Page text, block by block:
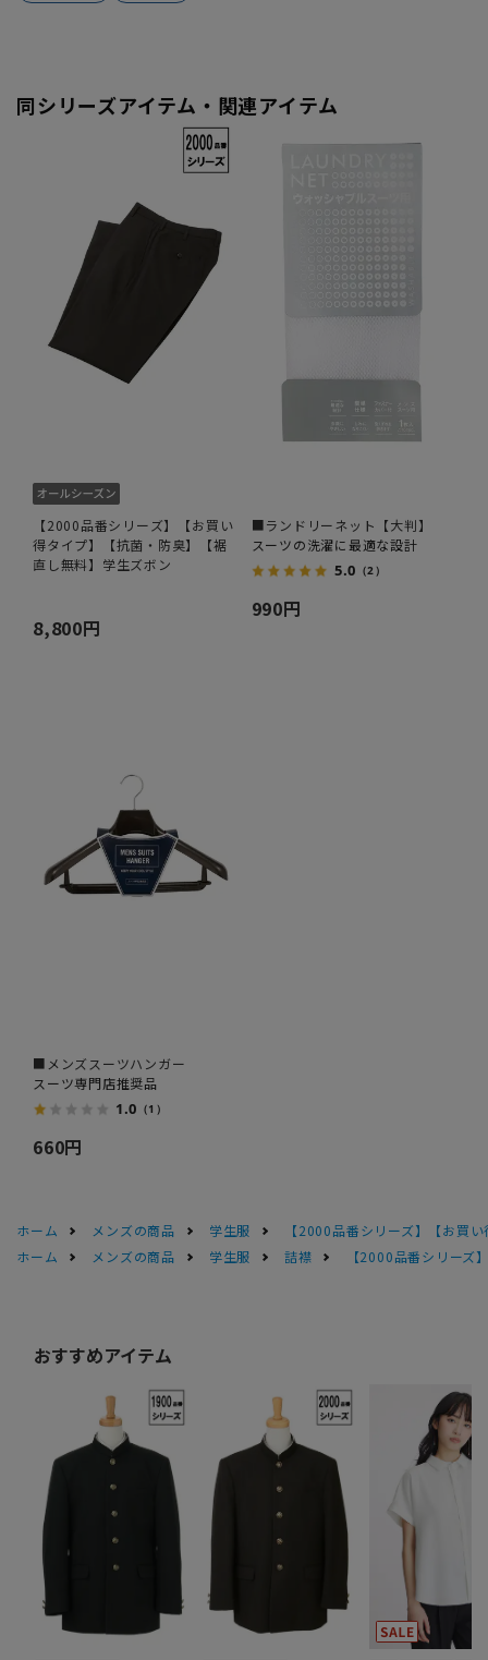
同シリーズアイテム・関連アイテム
【2000品番シリーズ】【お買い
得タイプ】【抗菌・防臭】【裾
直し無料】学生ズボン
8,800円
■ランドリーネット【大判】
スーツの洗濯に最適な設計
5.0 （2）
990円
■メンズスーツハンガー
スーツ専門店推奨品
1.0 （1）
660円
ホーム メンズの商品 学生服
【2000品番シリーズ】【お買
ホーム
メンズの商品 学生服 詰襟 【2000品番シリーズ